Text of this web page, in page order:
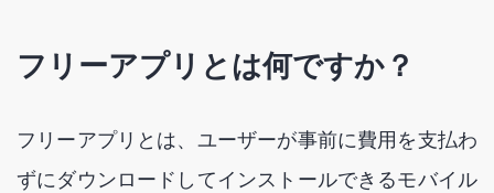
フリーアプリとは何ですか？
フリーアプリとは、ユーザーが事前に費用を支払わ
ずにダウンロードしてインストールできるモバイル